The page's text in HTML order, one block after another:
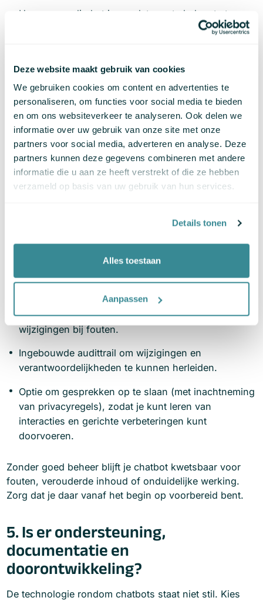
Deze website maakt gebruik van cookies
We gebruiken cookies om content en advertenties te
personaliseren, om functies voor social media te bieden
en om ons websiteverkeer te analyseren. Ook delen we
informatie over uw gebruik van onze site met onze
partners voor social media, adverteren en analyse. Deze
partners kunnen deze gegevens combineren met andere
informatie die u aan ze heeft verstrekt of die ze hebben
verzameld op basis van uw gebruik van hun services.
Details tonen
Alles toestaan
Aanpassen
Hoe eenvoudig het is om data op te halen, te tonen
sluiten zonder dat je opnieuw moet beginnen.
Zo voorkom je dat de bot een losse tool blijft, en maak
je er een volwaardig onderdeel van je dienstverlening
van, afgestemd op je processen, en klaar voor de
toekomst.
4. Hoe is het beheer geregeld?
kunnen aanpassen, bijwerken en verbeteren. Goed
beheer is essentieel om kwaliteit te waarborgen en grip
te houden op wat de bot doet en zegt. Let daarom op:
Beschikbaarheid van een duidelijk dashboard met
Mogelijkheid tot versiebeheer en terugzetten van
wijzigingen bij fouten.
Ingebouwde audittrail om wijzigingen en
verantwoordelijkheden te kunnen herleiden.
Optie om gesprekken op te slaan (met inachtneming
van privacyregels), zodat je kunt leren van
interacties en gerichte verbeteringen kunt
doorvoeren.
Zonder goed beheer blijft je chatbot kwetsbaar voor
fouten, verouderde inhoud of onduidelijke werking.
Zorg dat je daar vanaf het begin op voorbereid bent.
5. Is er ondersteuning,
documentatie en
doorontwikkeling?
De technologie rondom chatbots staat niet stil. Kies